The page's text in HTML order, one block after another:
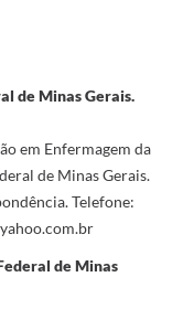
de Minas Gerais.
em Enfermagem da
de Minas Gerais.
Telefone:
de Minas